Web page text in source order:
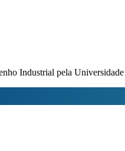
Industrial pela